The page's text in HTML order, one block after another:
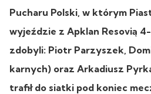
Pucharu Polski, w którym
wyjeździe z Apklan Resovią
zdobyli: Piotr Parzyszek,
karnych) oraz Arkadiusz
trafił do siatki pod koniec